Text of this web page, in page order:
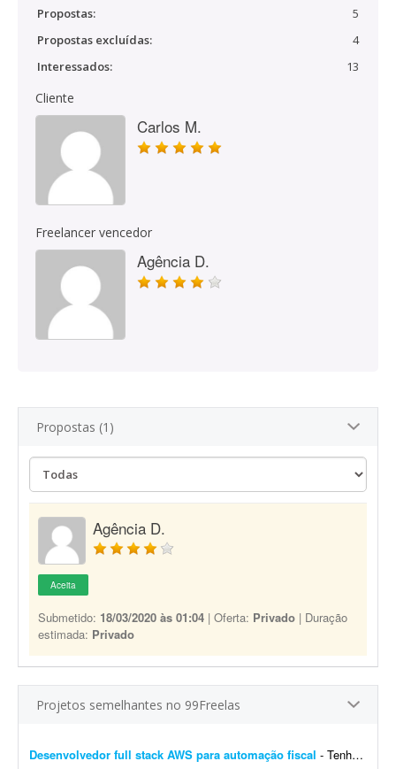
Propostas:
5
Propostas excluídas:
4
Interessados:
13
Cliente
Carlos M.
Freelancer vencedor
Agência D.
Propostas (1)
Agência D.
Aceita
Submetido: 18/03/2020 às 01:04 | Oferta: Privado | Duração
estimada: Privado
Projetos semelhantes no 99Freelas
Desenvolvedor full stack AWS para automação fiscal - Tenho uma plataforma de automação fiscal rodando em AWS - ela pega os dados do sistema do cliente, calcula os impostos e emite a nota fiscal automaticamente. Preciso de alguém...